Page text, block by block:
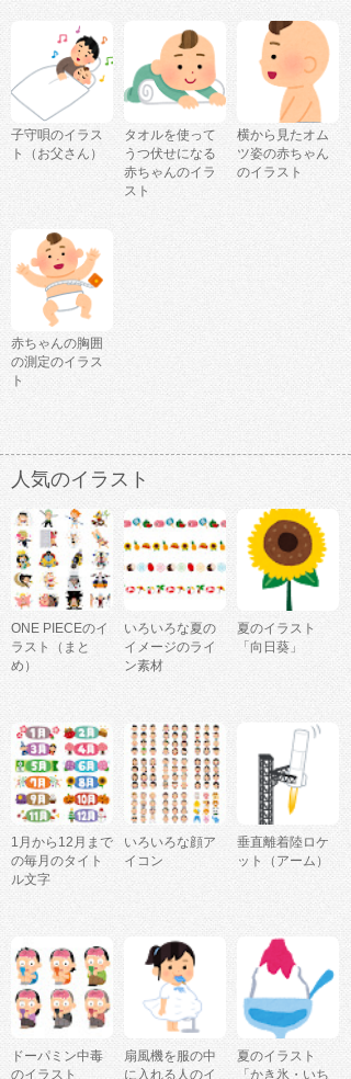
子守唄のイラス
ト（お父さん）
タオルを使って
うつ伏せになる
赤ちゃんのイラ
スト
横から見たオム
ツ姿の赤ちゃん
のイラスト
赤ちゃんの胸囲
の測定のイラス
ト
人気のイラスト
ONE PIECEのイ
ラスト（まと
め）
いろいろな夏の
イメージのライ
ン素材
夏のイラスト
「向日葵」
1月から12月まで
の毎月のタイト
ル文字
いろいろな顔ア
イコン
垂直離着陸ロケ
ット（アーム）
ドーパミン中毒
のイラスト
扇風機を服の中
に入れる人のイ
夏のイラスト
「かき氷・いち